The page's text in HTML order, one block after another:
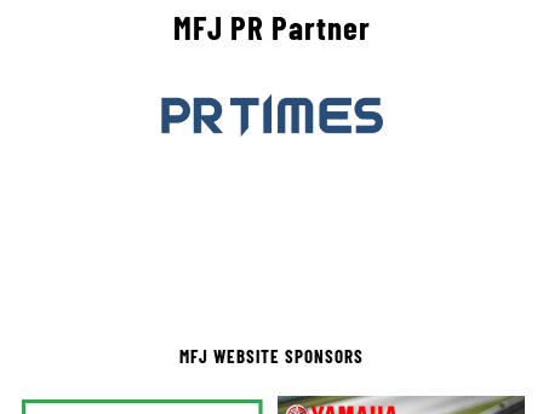
MFJ PR Partner
MFJ WEBSITE SPONSORS